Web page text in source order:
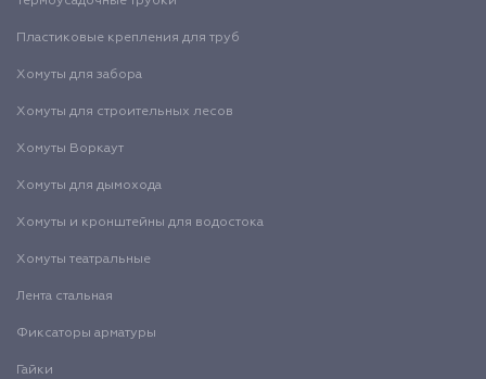
Пластиковые крепления для труб
Хомуты для забора
Хомуты для строительных лесов
Хомуты Воркаут
Хомуты для дымохода
Хомуты и кронштейны для водостока
Хомуты театральные
Лента стальная
Фиксаторы арматуры
Гайки